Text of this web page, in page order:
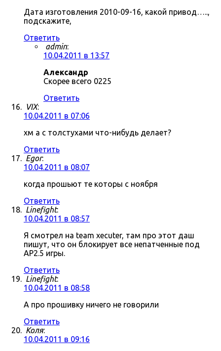
Дата изготовления 2010-09-16, какой привод…..,
подскажите,
Ответить
admin:
10.04.2011 в 13:57
Александр
Скорее всего 0225
Ответить
VIX:
10.04.2011 в 07:06
хм а с толстухами что-нибудь делает?
Ответить
Egor:
10.04.2011 в 08:07
когда прошьют те которы с ноября
Ответить
Linefight:
10.04.2011 в 08:57
Я смотрел на team xecuter, там про этот даш
пишут, что он блокирует все непатченные под
AP2.5 игры.
Ответить
Linefight:
10.04.2011 в 08:58
А про прошивку ничего не говорили
Ответить
Коля:
10.04.2011 в 09:16